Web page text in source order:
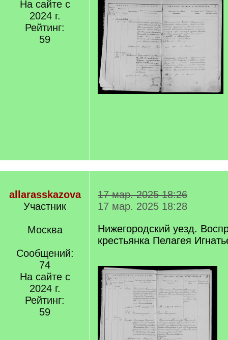
На сайте с
2024 г.
Рейтинг:
59
allarasskazova
Участник
Москва
Сообщений:
74
На сайте с
2024 г.
Рейтинг:
59
17 мар. 2025 18:26
17 мар. 2025 18:28
Нижегородский уезд.
крестьянка Пелагея